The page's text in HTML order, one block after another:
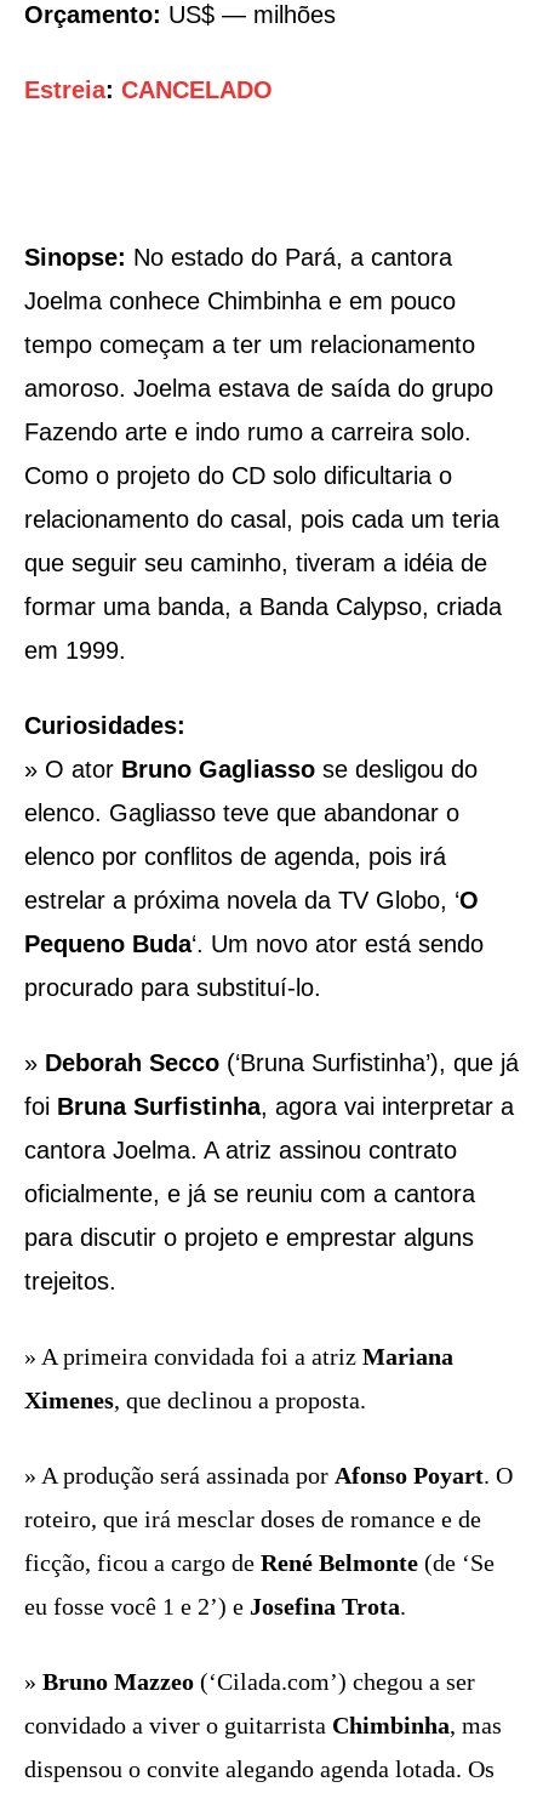
Orçamento: US$ — milhões
Estreia: CANCELADO
Sinopse: No estado do Pará, a cantora
Joelma conhece Chimbinha e em pouco
tempo começam a ter um relacionamento
amoroso. Joelma estava de saída do grupo
Fazendo arte e indo rumo a carreira solo.
Como o projeto do CD solo dificultaria o
relacionamento do casal, pois cada um teria
que seguir seu caminho, tiveram a idéia de
formar uma banda, a Banda Calypso, criada
em 1999.
Curiosidades:
» O ator Bruno Gagliasso se desligou do
elenco. Gagliasso teve que abandonar o
elenco por conflitos de agenda, pois irá
estrelar a próxima novela da TV Globo, ‘O
Pequeno Buda‘. Um novo ator está sendo
procurado para substituí-lo.
» Deborah Secco (‘Bruna Surfistinha’), que já
foi Bruna Surfistinha, agora vai interpretar a
cantora Joelma. A atriz assinou contrato
oficialmente, e já se reuniu com a cantora
para discutir o projeto e emprestar alguns
trejeitos.
» A primeira convidada foi a atriz Mariana
Ximenes, que declinou a proposta.
» A produção será assinada por Afonso Poyart. O
roteiro, que irá mesclar doses de romance e de
ficção, ficou a cargo de René Belmonte (de ‘Se
eu fosse você 1 e 2’) e Josefina Trota.
» Bruno Mazzeo (‘Cilada.com’) chegou a ser
convidado a viver o guitarrista Chimbinha, mas
dispensou o convite alegando agenda lotada. Os